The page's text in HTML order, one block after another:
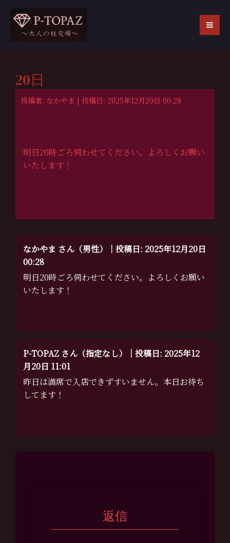
20日
投稿者: なかやま | 投稿日: 2025年12月20日 00:28
明日20時ごろ伺わせてください。よろしくお願い
いたします！
なかやま さん（男性）｜投稿日: 2025年12月20日
00:28
明日20時ごろ伺わせてください。よろしくお願い
いたします！
P-TOPAZ さん（指定なし）｜投稿日: 2025年12
月20日 11:01
昨日は満席で入店できずすいません。本日お待ち
してます！
返信